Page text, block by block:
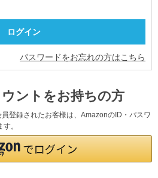
パスワードをお忘れの方はこちら
ントをお持ちの方
登録されたお客様は、AmazonのID・パスワ
。